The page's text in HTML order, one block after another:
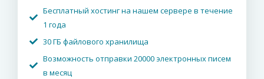
Бесплатный хостинг на нашем сервере в течение
1 года
30 ГБ файлового хранилища
Возможность отправки 20000 электронных писем
в месяц